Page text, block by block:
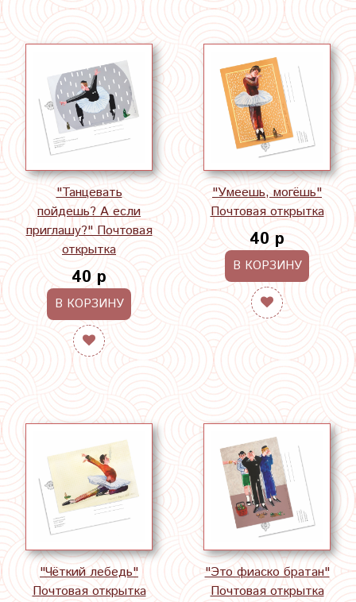
"Танцевать
пойдешь? А если
приглашу?" Почтовая
открытка
40 р
В КОРЗИНУ
"Умеешь, могёшь"
Почтовая открытка
40 р
В КОРЗИНУ
"Чёткий лебедь"
Почтовая открытка
"Это фиаско братан"
Почтовая открытка